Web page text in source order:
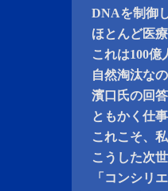
DNAを制御
ほとんど医
これは100
自然淘汰な
濱口氏の回
ともかく仕
これこそ、
こうした次
「コンシリ